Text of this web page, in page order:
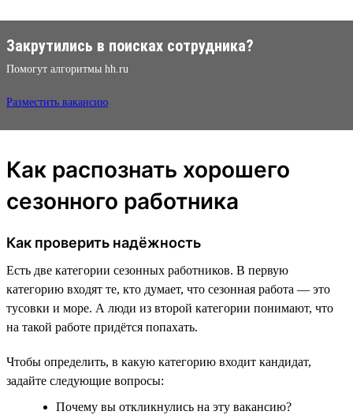
Закрутились в поисках сотрудника?
Помогут алгоритмы hh.ru
Разместить вакансию
Как распознать хорошего
сезонного работника
Как проверить надёжность
Есть две категории сезонных работников. В первую
категорию входят те, кто думает, что сезонная работа — это
тусовки и море. А люди из второй категории понимают, что
на такой работе придётся попахать.
Чтобы определить, в какую категорию входит кандидат,
задайте следующие вопросы:
Почему вы откликнулись на эту вакансию?